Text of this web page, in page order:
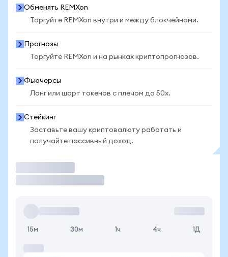
Обменять REMXon
Торгуйте REMXon внутри и между блокчейнами.
Прогнозы
Торгуйте REMXon и на рынках криптопрогнозов.
Фьючерсы
Лонг или шорт токенов с плечом до 50x.
Стейкинг
Заставьте вашу криптовалюту работать и
получайте пассивный доход.
15м 30м 1ч 4ч 1Д